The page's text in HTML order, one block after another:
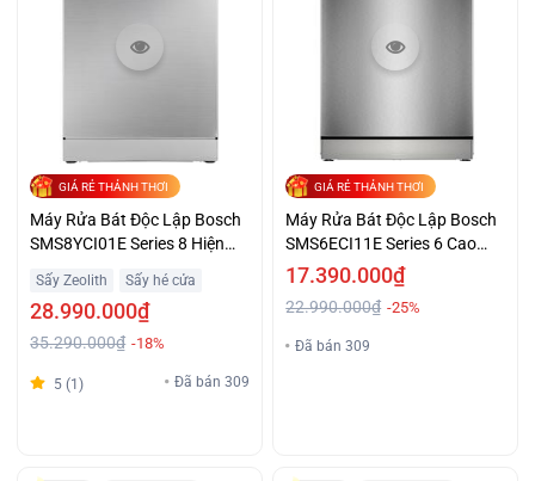
GIÁ RẺ THẢNH THƠI
Máy Rửa Bát Độc Lập Bosch
SMS8YCI01E Series 8 Hiện
Đại Cao Cấp
Sấy Zeolith Sấy hé cửa
28.990.000₫
35.290.000₫ -18%
5 (1) Đã bán 309
GIÁ RẺ THẢNH THƠI
Máy Rửa Bát Độc Lập Bosch
SMS6ECI11E Series 6 Cao
Cấp Giá Tốt
17.390.000₫
22.990.000₫ -25%
Đã bán 309